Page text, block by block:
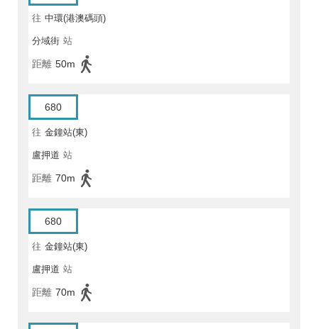
往 中環(港澳碼頭)
分域街 站
距離 50m
680
往 金鐘站(東)
盧押道 站
距離 70m
680
往 金鐘站(東)
盧押道 站
距離 70m